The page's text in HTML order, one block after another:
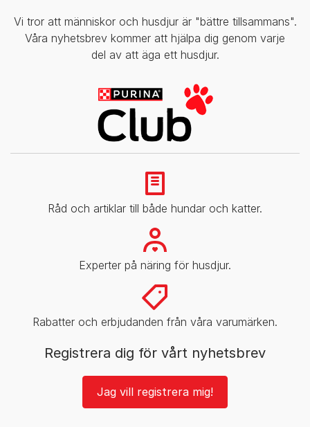
Vi tror att människor och husdjur är "bättre tillsammans".
Våra nyhetsbrev kommer att hjälpa dig genom varje
del av att äga ett husdjur.
Råd och artiklar till både hundar och katter.
Experter på näring för husdjur.
Rabatter och erbjudanden från våra varumärken.
Registrera dig för vårt nyhetsbrev
Jag vill registrera mig!